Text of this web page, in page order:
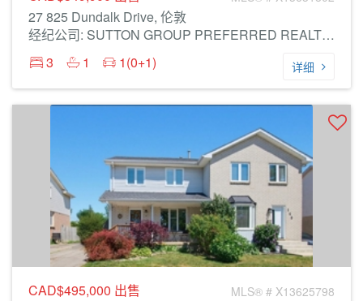
27 825 Dundalk Drive, 伦敦
经纪公司: SUTTON GROUP PREFERRED REALTY INC.
3
1 1(0+1) 详细
CAD$495,000 出售 MLS® # X13625798